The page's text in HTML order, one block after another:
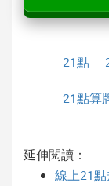
21點
21點算
延伸閱讀：
線上21